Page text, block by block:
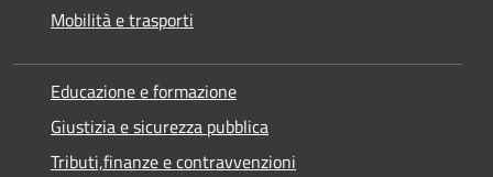
Mobilità e trasporti
Educazione e formazione
Giustizia e sicurezza pubblica
Tributi,finanze e contravvenzioni